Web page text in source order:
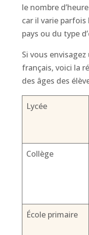
le nombre
car il varie
pays ou du type
Si vous
français, voici la
des âges des
Lycée
Collège
École primaire